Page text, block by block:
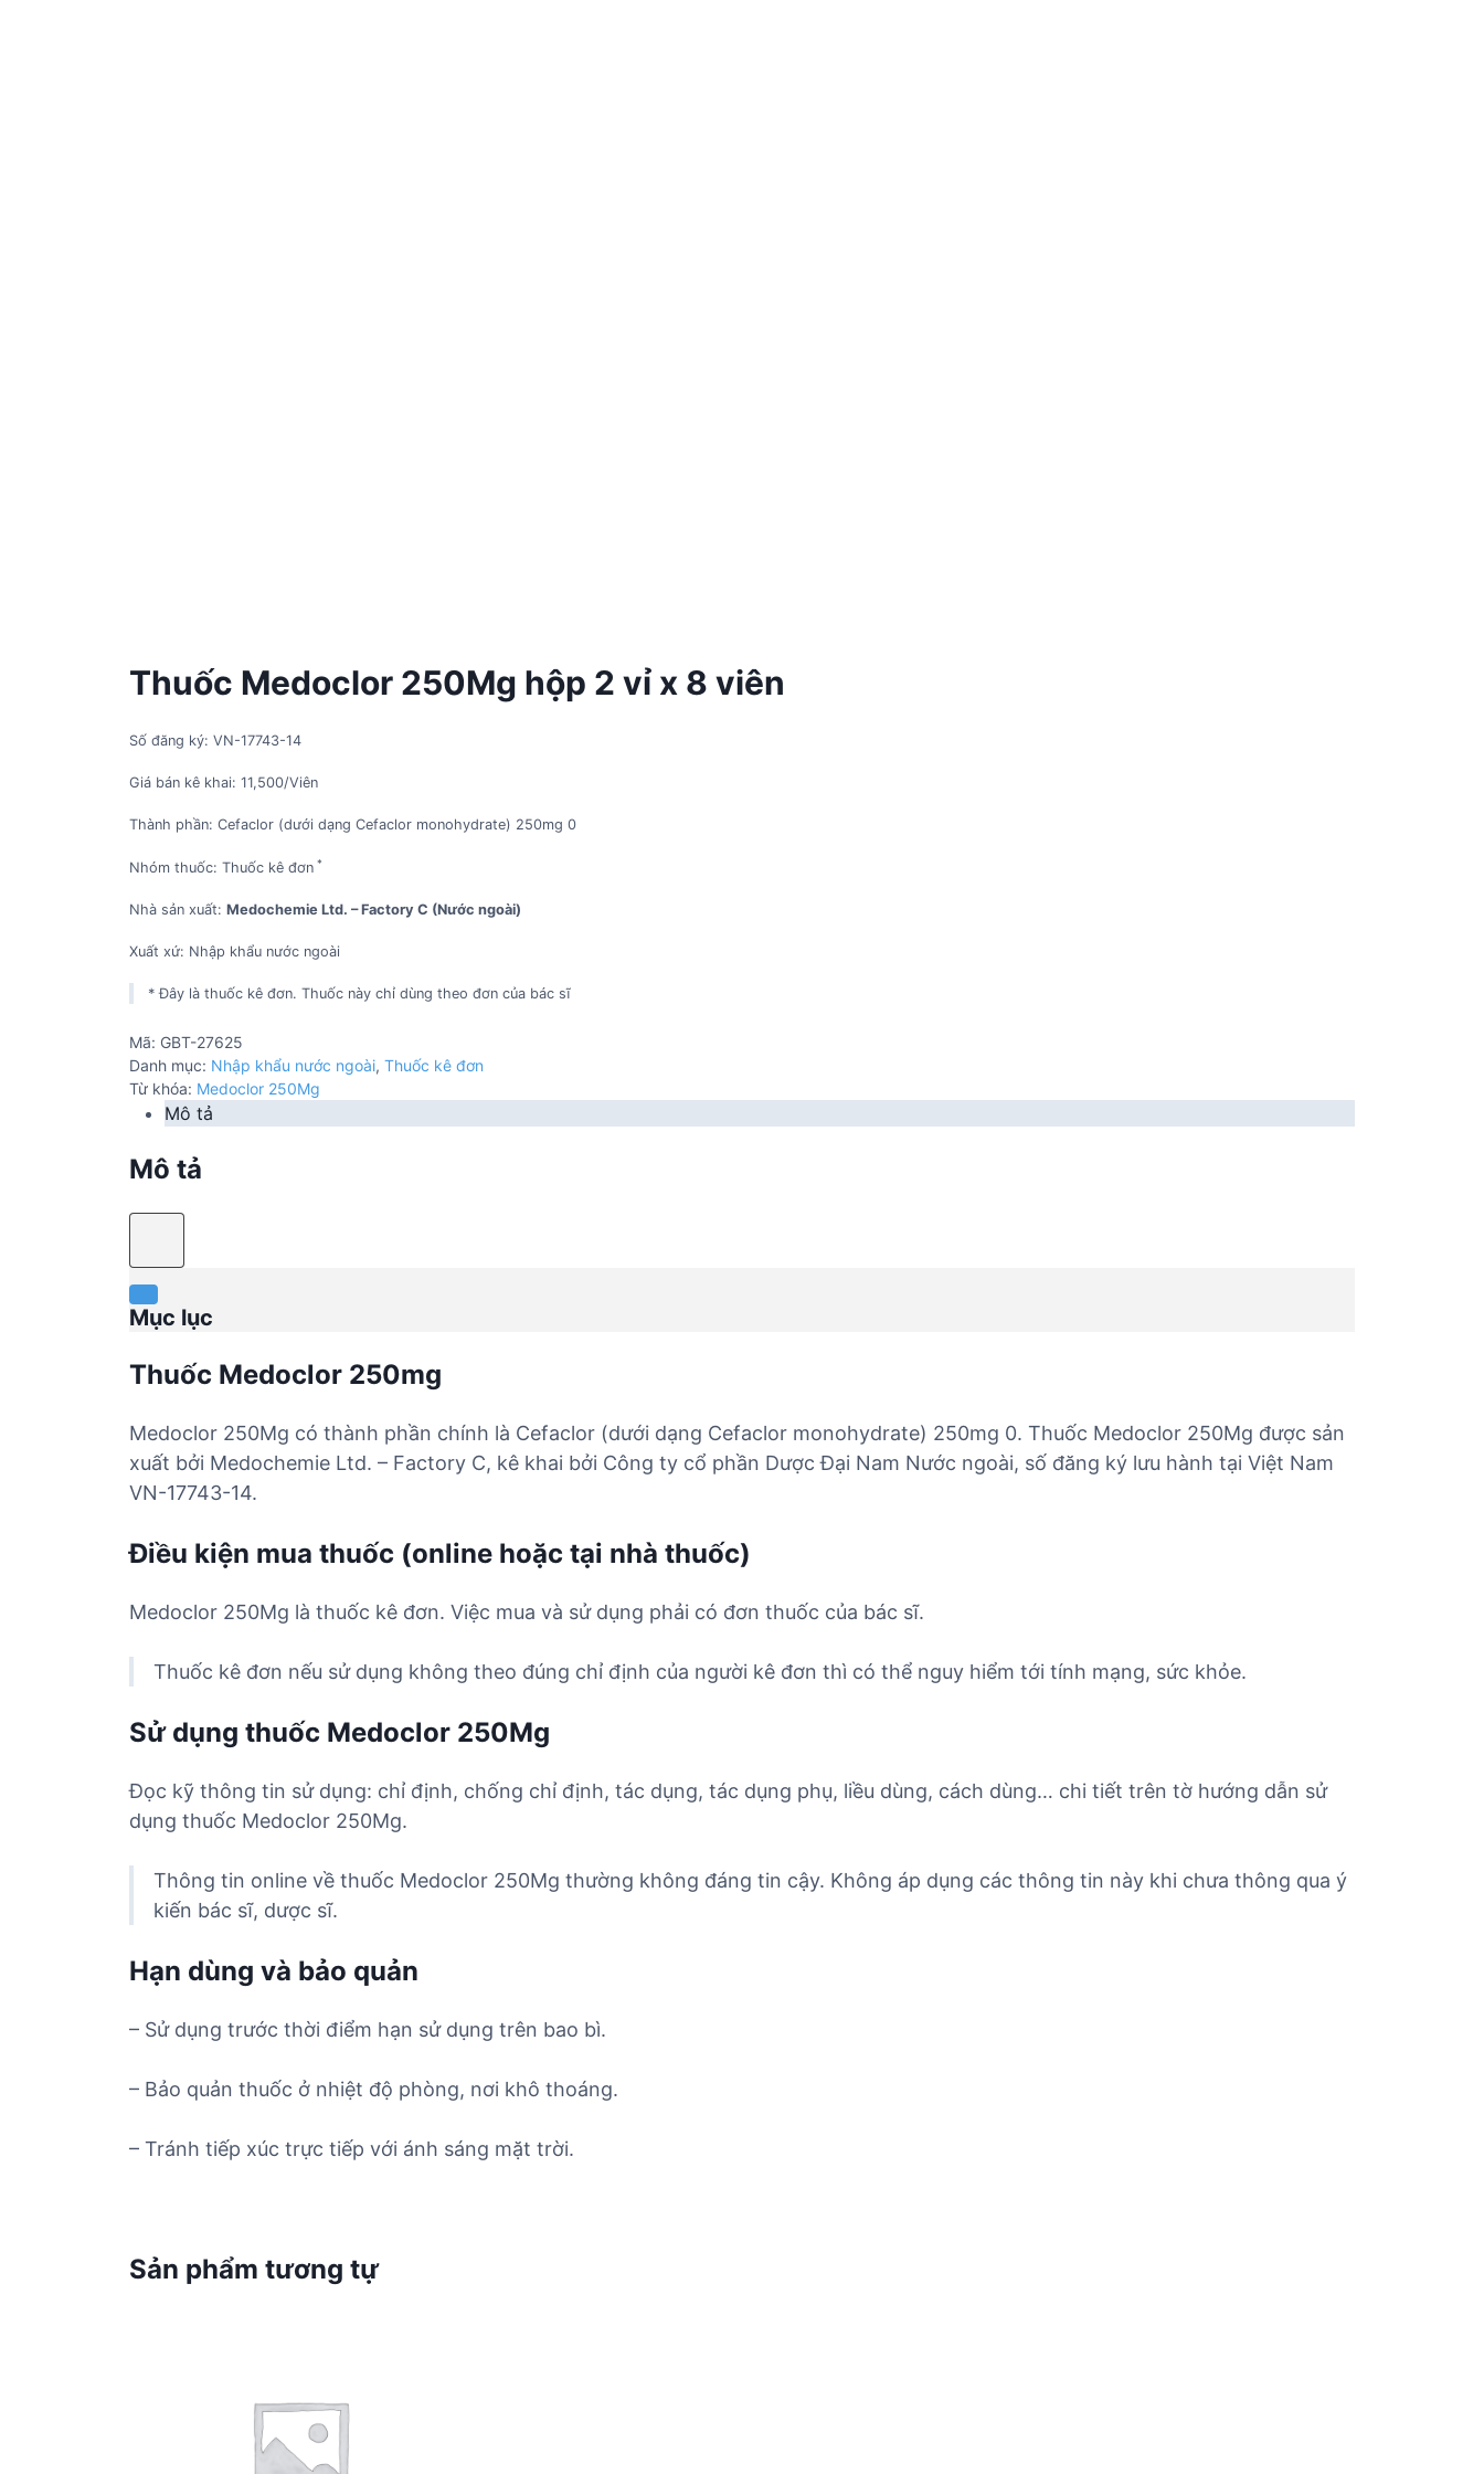
Thuốc Medoclor 250Mg hộp 2 vỉ x 8 viên
Số đăng ký: VN-17743-14
Giá bán kê khai: 11,500/Viên
Thành phần: Cefaclor (dưới dạng Cefaclor monohydrate) 250mg 0
Nhóm thuốc: Thuốc kê đơn *
Nhà sản xuất: Medochemie Ltd. – Factory C (Nước ngoài)
Xuất xứ: Nhập khẩu nước ngoài
* Đây là thuốc kê đơn. Thuốc này chỉ dùng theo đơn của bác sĩ
Mã: GBT-27625
Danh mục: Nhập khẩu nước ngoài, Thuốc kê đơn
Từ khóa: Medoclor 250Mg
Mô tả
Mô tả
Mục lục
Thuốc Medoclor 250mg
Medoclor 250Mg có thành phần chính là Cefaclor (dưới dạng Cefaclor monohydrate) 250mg 0. Thuốc Medoclor 250Mg được sản
xuất bởi Medochemie Ltd. – Factory C, kê khai bởi Công ty cổ phần Dược Đại Nam Nước ngoài, số đăng ký lưu hành tại Việt Nam
VN-17743-14.
Điều kiện mua thuốc (online hoặc tại nhà thuốc)
Medoclor 250Mg là thuốc kê đơn. Việc mua và sử dụng phải có đơn thuốc của bác sĩ.
Thuốc kê đơn nếu sử dụng không theo đúng chỉ định của người kê đơn thì có thể nguy hiểm tới tính mạng, sức khỏe.
Sử dụng thuốc Medoclor 250Mg
Đọc kỹ thông tin sử dụng: chỉ định, chống chỉ định, tác dụng, tác dụng phụ, liều dùng, cách dùng… chi tiết trên tờ hướng dẫn sử
dụng thuốc Medoclor 250Mg.
Thông tin online về thuốc Medoclor 250Mg thường không đáng tin cậy. Không áp dụng các thông tin này khi chưa thông qua ý
kiến bác sĩ, dược sĩ.
Hạn dùng và bảo quản
– Sử dụng trước thời điểm hạn sử dụng trên bao bì.
– Bảo quản thuốc ở nhiệt độ phòng, nơi khô thoáng.
– Tránh tiếp xúc trực tiếp với ánh sáng mặt trời.
Sản phẩm tương tự